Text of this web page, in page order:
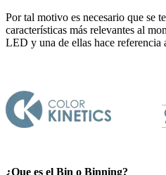
Por tal motivo es necesario que se
características más relevantes al
LED y una de ellas hace
¿Que es el Bin o Binning?